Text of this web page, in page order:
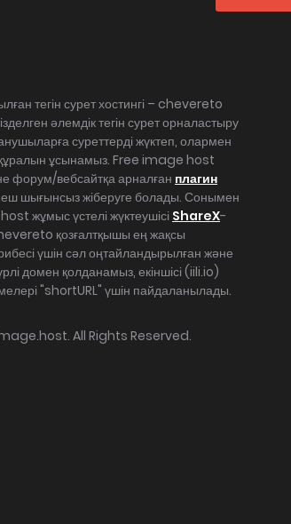
тегін сурет хостингі – chevereto
әлемдік тегін сурет орналастыру
суреттерді жүктеп, олармен
құралын ұсынамыз. Free image host
форум/вебсайтқа арналған плагин
еш шығынсыз жіберуге болады. Сонымен
жұмыс үстелі жүктеушісі ShareX-
қозғалтқышы ең жақсы
үшін сәл оңтайландырылған және
домен қолданамыз, екіншісі (iili.io)
"shortURL" үшін пайдаланылады.
. All Rights Reserved.